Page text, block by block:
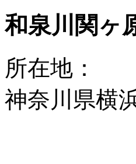
和泉川関ヶ
所在地：
神奈川県横